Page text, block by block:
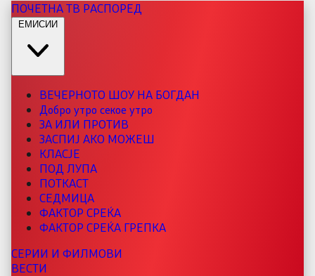
ПОЧЕТНАТВ РАСПОРЕД
ЕМИСИИ
ВЕЧЕРНОТО ШОУ НА БОГДАН
Добро утро секое утро
ЗА ИЛИ ПРОТИВ
ЗАСПИЈ АКО МОЖЕШ
КЛАСЈЕ
ПОД ЛУПА
ПОТКАСТ
СЕДМИЦА
ФАКТОР СРЕЌА
ФАКТОР СРЕЌА ГРЕПКА
СЕРИИ И ФИЛМОВИ
ВЕСТИ